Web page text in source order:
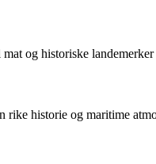
og historiske
rike historie og maritime